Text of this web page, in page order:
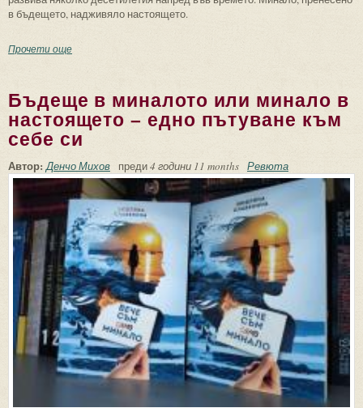
в бъдещето, надживяло настоящето.
Прочети още
Бъдеще в миналото или минало в
настоящето – едно пътуване към
себе си
Автор: Денчо Михов преди4 години 11 months Ревюта